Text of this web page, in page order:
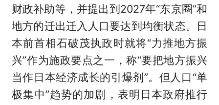
财政补助等，并提出到2027年“东京圈”和
地方的迁出迁入人口要达到均衡状态。日
本前首相石破茂执政时就将“力推地方振
兴”作为施政要点之一，称“要把地方振兴
当作日本经济成长的引爆剂”。但人口“单
极集中”趋势的加剧，表明日本政府推行